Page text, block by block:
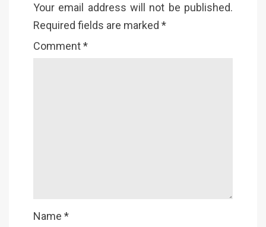
Your email address will not be published.
Required fields are marked *
Comment*
Name *